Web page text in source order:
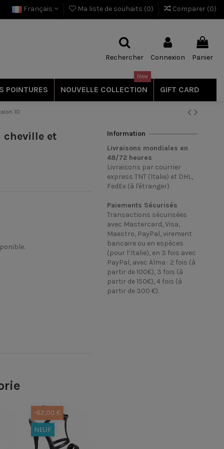
Français Ma liste de souhaits (0) Comparer (0)
Rechercher Connexion Panier
POINTURES NOUVELLE COLLECTION
New
GIFT CARD
10
cheville et
-62,00 €
NEUF
Information
Livraisons mondiales en
48/72 heures
Livraisons par courrier
express TNT (Italie) et DHL,
FedEx (à l'étranger)
Paiements Sécurisés
Transactions sécurisées
avec Mastercard, Visa,
Maestro, PayPal, virement
bancaire ou en espèces
(pour l’Italie), en 3 fois avec
PayPal, avec Alma : 2 fois (à
partir de 100€), 3 fois (à
partir de 150€), 4 fois (à
partir de 300 €).